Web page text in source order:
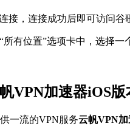
有位置”选项卡中，选择一
VPN加速器iOS
一流的VPN服务云帆VPN加